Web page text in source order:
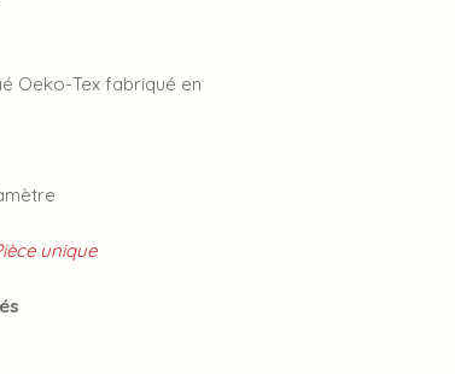
Oeko-Tex fabriqué en
unique